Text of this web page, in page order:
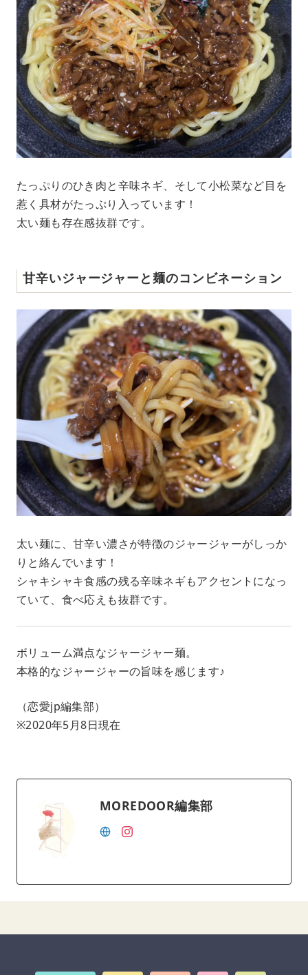
たっぷりのひき肉と辛味ネギ、そして小松菜など目を
惹く具材がたっぷり入っています！
太い麺も存在感抜群です。
甘辛いジャージャーと麺のコンビネーション
太い麺に、甘辛い濃さが特徴のジャージャーがしっか
りと絡んでいます！
シャキシャキ食感の残る辛味ネギもアクセントになっ
ていて、食べ応えも抜群です。
ボリューム満点なジャージャー麺。
本格的なジャージャーの旨味を感じます♪
（恋愛jp編集部）
※2020年5月8日現在
MOREDOOR編集部